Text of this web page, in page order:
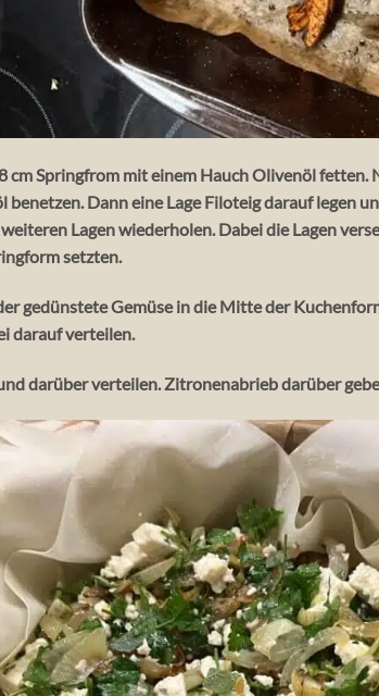
cm Springfrom mit einem Hauch Olivenöl
benetzen. Dann eine Lage Filoteig darauf legen
Lagen wiederholen. Dabei die Lagen
setzten.
gedünstete Gemüse in die Mitte der
darauf verteilen.
darüber verteilen. Zitronenabrieb darüber